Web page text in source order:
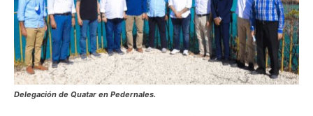
Delegación de Quatar en Pedernales.